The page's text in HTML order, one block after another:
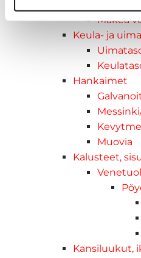
Makea
Keula- ja
Hankaimet
Muovia
Kalusteet,
Kansiluukut,